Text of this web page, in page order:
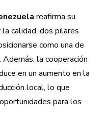
reafirma su
calidad, dos pilares
como una de
la cooperación
en un aumento en la
local, lo que
para los